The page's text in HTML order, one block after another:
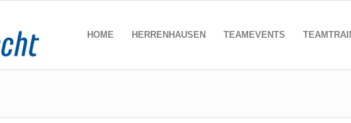
HOME HERRENHAUSEN TEAMEVENTS